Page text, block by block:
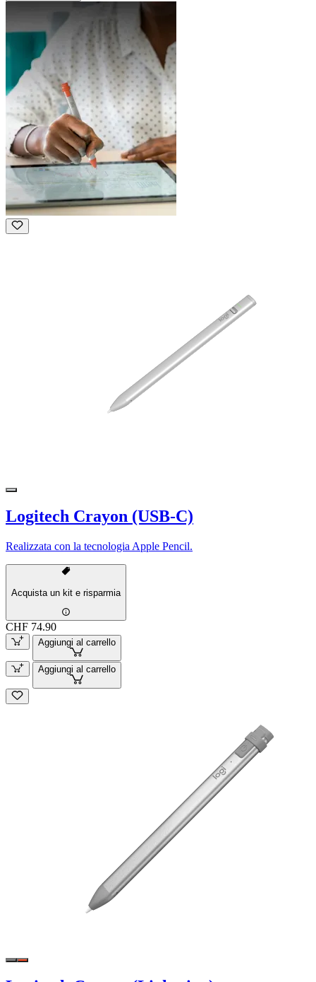
Logitech Crayon (USB-C)
Realizzata con la tecnologia Apple Pencil.
Acquista un kit e risparmia
CHF 74.90
Aggiungi al carrello
Aggiungi al carrello